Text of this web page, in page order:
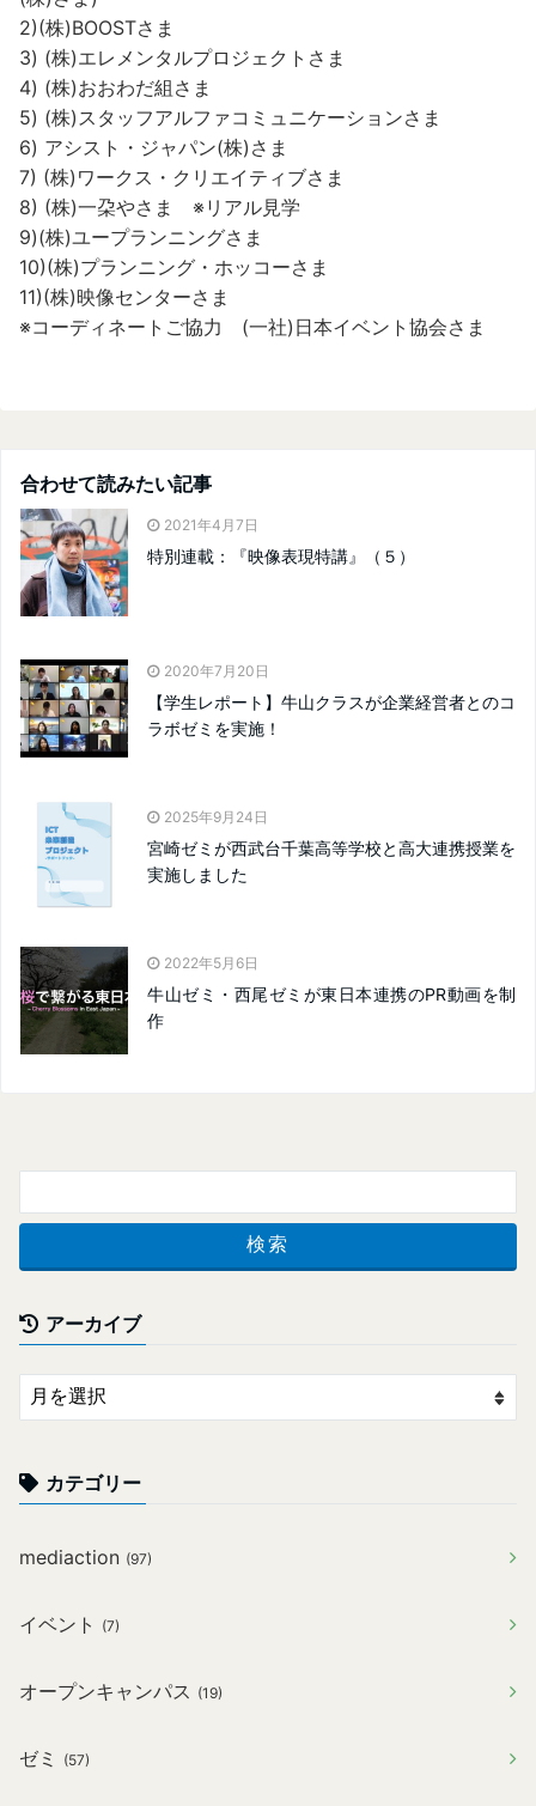
2)(株)BOOSTさま
3) (株)エレメンタルプロジェクトさま
4) (株)おおわだ組さま
5) (株)スタッフアルファコミュニケーションさま
6) アシスト・ジャパン(株)さま
7) (株)ワークス・クリエイティブさま
8) (株)一朶やさま ※リアル見学
9)(株)ユープランニングさま
10)(株)プランニング・ホッコーさま
11)(株)映像センターさま
※コーディネートご協力 (一社)日本イベント協会さま
合わせて読みたい記事
2021年4月7日
特別連載：『映像表現特講』（５）
2020年7月20日
【学生レポート】牛山クラスが企業経営者とのコ
ラボゼミを実施！
2025年9月24日
宮崎ゼミが西武台千葉高等学校と高大連携授業を
実施しました
2022年5月6日
牛山ゼミ・西尾ゼミが東日本連携のPR動画を制
作
アーカイブ
カテゴリー
mediaction (97)
イベント (7)
オープンキャンパス (19)
ゼミ (57)